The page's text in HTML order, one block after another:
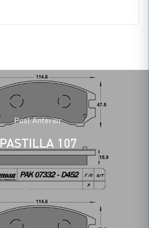
Post Anterior
PASTILLA 107